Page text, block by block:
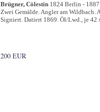
Brügner, Cölestin 1824 Berlin -
Zwei Gemälde. Angler am Wildbach.
Signiert. Datiert 1869. Öl/Lwd., je 42
200 EUR